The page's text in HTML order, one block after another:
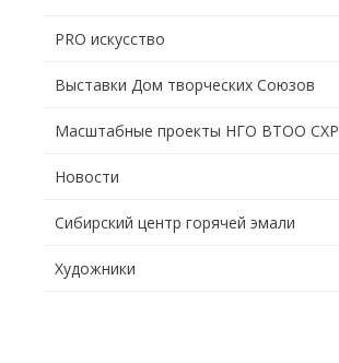
PRO искусство
Выставки Дом творческих Союзов
Масштабные проекты НГО ВТОО СХР
Новости
Сибирский центр горячей эмали
Художники